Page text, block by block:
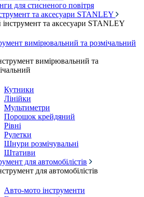
для стисненого повітря
та аксесуари STANLEY
та аксесуари STANLEY
вимірювальний та розмічальний
вимірювальний та
Кутники
Лінійки
Мультиметри
Порошок крейдяний
Рівні
Рулетки
Шнури розмічувальні
Штативи
для автомобілістів
для автомобілістів
Авто-мото інструменти